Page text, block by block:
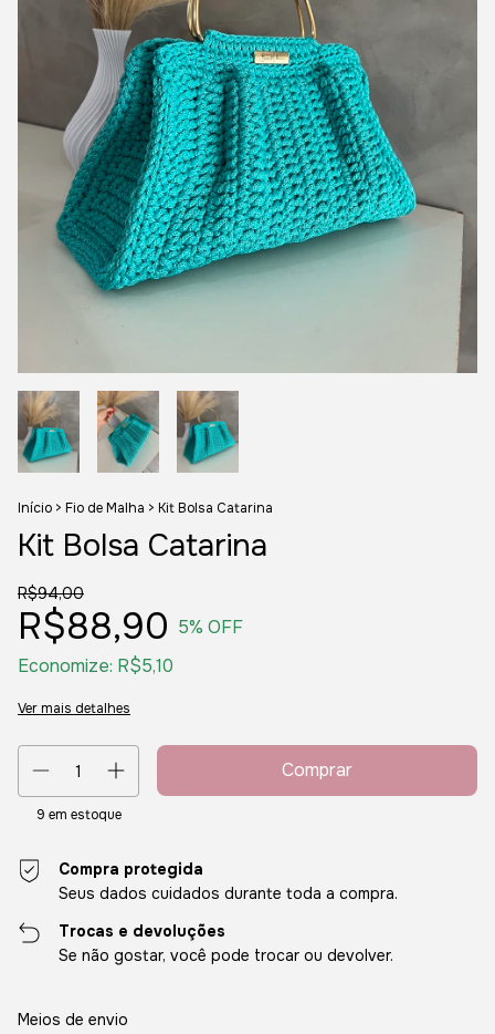
Início > Fio de Malha > Kit Bolsa Catarina
Kit Bolsa Catarina
R$94,00
R$88,90 5% OFF
Economize: R$5,10
Ver mais detalhes
9 em estoque
Compra protegida
Seus dados cuidados durante toda a compra.
Trocas e devoluções
Se não gostar, você pode trocar ou devolver.
Entregas para o CEP:
Meios de envio